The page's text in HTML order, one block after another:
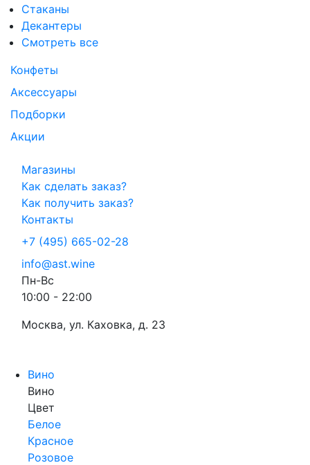
Стаканы
Декантеры
Смотреть все
Конфеты
Аксессуары
Подборки
Акции
Магазины
Как сделать заказ?
Как получить заказ?
Контакты
+7 (495) 665-02-28
info@ast.wine
Пн-Вс
10:00 - 22:00
Москва, ул. Каховка, д. 23
Вино
Вино
Цвет
Белое
Красное
Розовое